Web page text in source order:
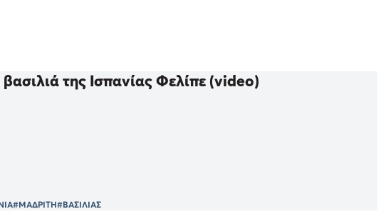
της Ισπανίας Φελίπε (video)
#ΜΑΔΡΙΤΗ#ΒΑΣΙΛΙΑΣ